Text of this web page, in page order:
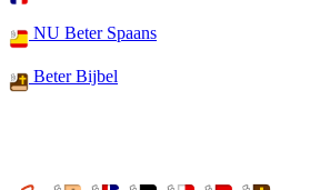
NU Beter Spaans
Beter Bijbel